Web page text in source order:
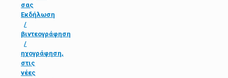
σας
Εκδήλωση
/
βιντεογράφηση
/
ηχογράφηση,
στις
νέες